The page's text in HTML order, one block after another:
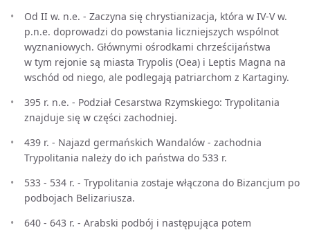
Od II w. n.e. - Zaczyna się chrystianizacja, która w IV-V w.
p.n.e. doprowadzi do powstania liczniejszych wspólnot
wyznaniowych. Głównymi ośrodkami chrześcijaństwa
w tym rejonie są miasta Trypolis (Oea) i Leptis Magna na
wschód od niego, ale podlegają patriarchom z Kartaginy.
395 r. n.e. - Podział Cesarstwa Rzymskiego: Trypolitania
znajduje się w części zachodniej.
439 r. - Najazd germańskich Wandalów - zachodnia
Trypolitania należy do ich państwa do 533 r.
533 - 534 r. - Trypolitania zostaje włączona do Bizancjum po
podbojach Belizariusza.
640 - 643 r. - Arabski podbój i następująca potem